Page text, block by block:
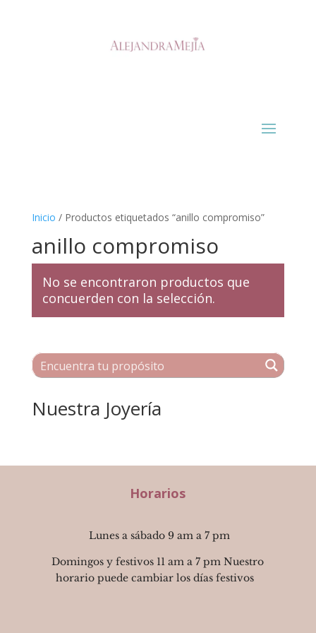
Inicio / Productos etiquetados “anillo compromiso”
anillo compromiso
No se encontraron productos que
concuerden con la selección.
Nuestra Joyería
Horarios
Lunes a sábado 9 am a 7 pm
Domingos y festivos 11 am a 7 pm Nuestro
horario puede cambiar los días festivos